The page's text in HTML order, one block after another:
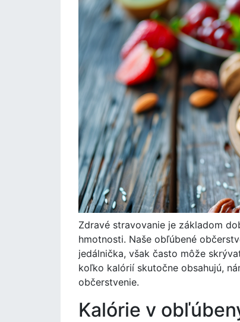
Zdravé stravovanie je základom
hmotnosti. Naše obľúbené
jedálnička, však často môže
koľko kalórií skutočne obsahujú,
občerstvenie.
Kalórie v